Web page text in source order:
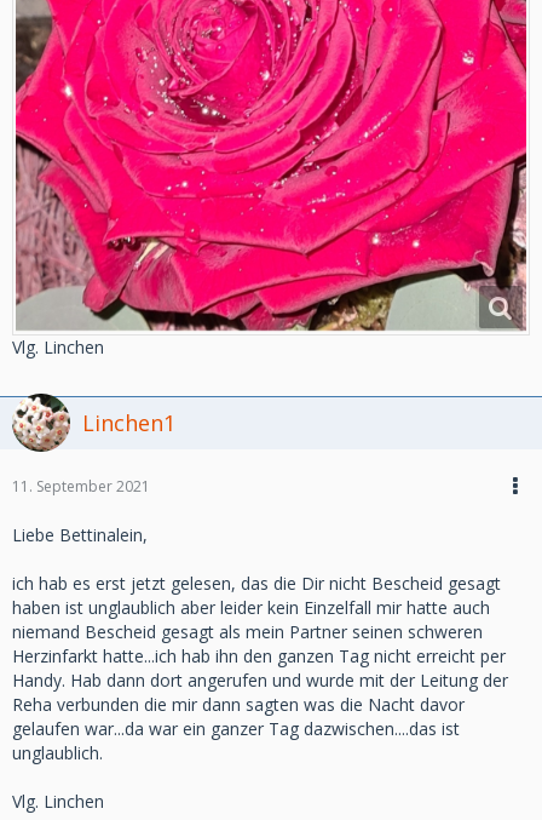
Vlg. Linchen
Linchen1
11. September 2021
Liebe Bettinalein,
ich hab es erst jetzt gelesen, das die Dir nicht Bescheid gesagt
haben ist unglaublich aber leider kein Einzelfall mir hatte auch
niemand Bescheid gesagt als mein Partner seinen schweren
Herzinfarkt hatte...ich hab ihn den ganzen Tag nicht erreicht per
Handy. Hab dann dort angerufen und wurde mit der Leitung der
Reha verbunden die mir dann sagten was die Nacht davor
gelaufen war...da war ein ganzer Tag dazwischen....das ist
unglaublich.
Vlg. Linchen